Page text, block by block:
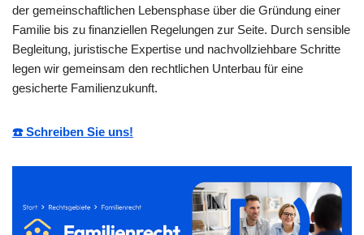
der gemeinschaftlichen Lebensphase über die Gründung einer
Familie bis zu finanziellen Regelungen zur Seite. Durch sensible
Begleitung, juristische Expertise und nachvollziehbare Schritte
legen wir gemeinsam den rechtlichen Unterbau für eine
gesicherte Familienzukunft.
☎️ Schreiben Sie uns!